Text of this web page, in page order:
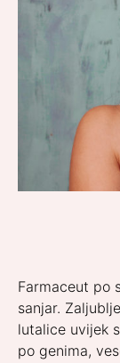
Farmaceut po
sanjar.
lutalice uvijek
po genima,